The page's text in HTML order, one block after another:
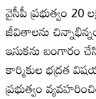
వైసీపీ ప్రభుత్వం 20
జీవితాలను
ఇసుకను బంగారం
కార్మికుల భద్రత
ప్రభుత్వం